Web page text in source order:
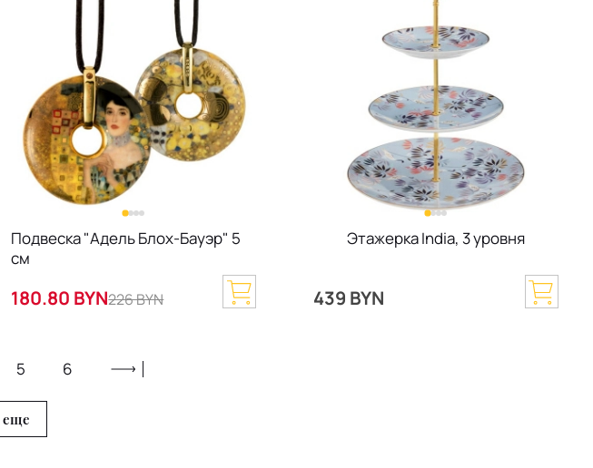
Подвеска "Адель Блох-Бауэр" 5
см
180.80 BYN226 BYN
Этажерка India, 3 уровня
439 BYN
5 6
еще